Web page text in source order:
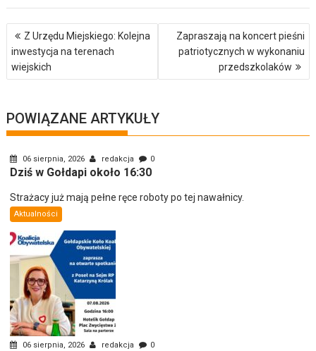
Nawigacja
wpisu
Z Urzędu Miejskiego: Kolejna
inwestycja na terenach
wiejskich
Zapraszają na koncert pieśni
patriotycznych w wykonaniu
przedszkolaków
POWIĄZANE ARTYKUŁY
06 sierpnia, 2026 redakcja 0
Dziś w Gołdapi około 16:30
Strażacy już mają pełne ręce roboty po tej nawałnicy.
Aktualności
06 sierpnia, 2026 redakcja 0